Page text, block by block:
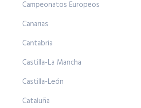
Campeonatos Europeos
Canarias
Cantabria
Castilla-La Mancha
Castilla-León
Cataluña